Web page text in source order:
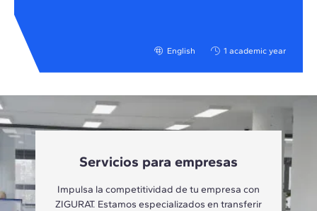
English 1 academic year
Servicios para empresas
Impulsa la competitividad de tu empresa con
ZIGURAT. Estamos especializados en transferir